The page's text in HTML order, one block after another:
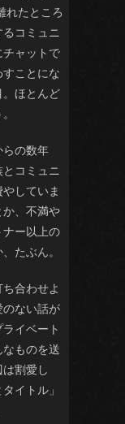
れたところ
コミュニ
ャットで
ことにな
ほとんど
らの数年
コミュニ
していま
、不満や
ー以上の
たぶん。
合わせよ
のない話が
イベート
ものを送
割愛し
イトル」